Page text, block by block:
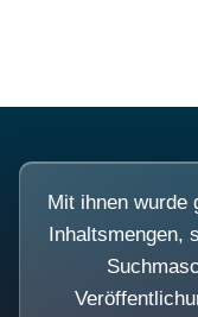
Mit ihnen wurde
Inhaltsmengen,